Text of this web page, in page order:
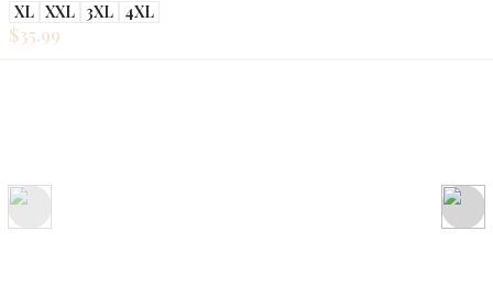
XL XXL 3XL 4XL
$35.99